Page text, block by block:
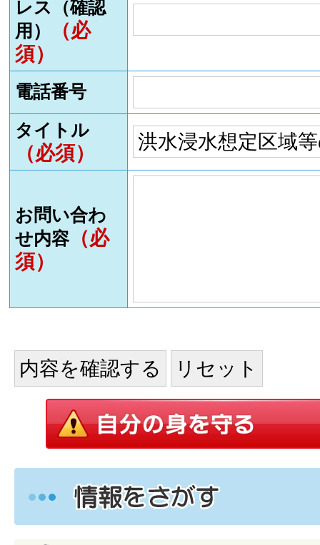
レス（確認
用）
（必
須）
電話番号
タイトル
（必須）
お問い合わ
せ内容（必
須）